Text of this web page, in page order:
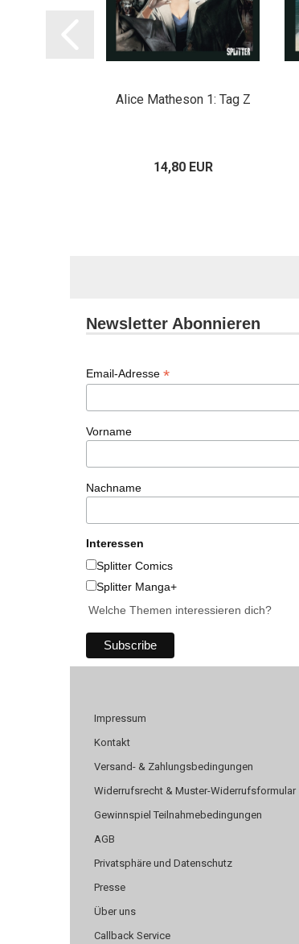
Alice Matheson 1: Tag Z
14,80 EUR
Newsletter Abonnieren
Email-Adresse *
Vorname
Nachname
Interessen
Splitter Comics
Splitter Manga+
Welche Themen interessieren dich?
Impressum
Kontakt
Versand- & Zahlungsbedingungen
Widerrufsrecht & Muster-Widerrufsformular
Gewinnspiel Teilnahmebedingungen
AGB
Privatsphäre und Datenschutz
Presse
Über uns
Callback Service